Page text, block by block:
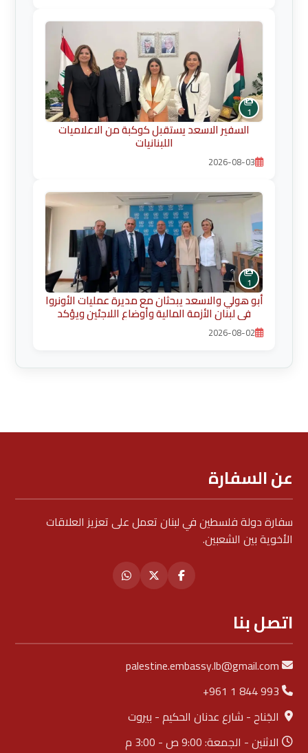
1
السفير الاسعد يستقبل كوكبة من الاعلاميات
اللبنانيات
2026-08-03
1
أبو هولي والاسعد يبحثان مع مديرة عمليات الأونروا
في لبنان الأزمة المالية وأوضاع اللاجئين ويؤكد
ضرورة حماية الخدمات الأساسية2026-08-02
عن السفارة
سفارة دولة فلسطين في لبنان تعمل على تعزيز العلاقات
الأخوية بين الشعبين.
اتصل بنا
palestine.embassy.lb@gmail.com
+961 1 844 993
الجَناح - شارع عدنان الحكيم - بيروت
الاثنين - الجمعة: 9:00 ص - 3:00 م